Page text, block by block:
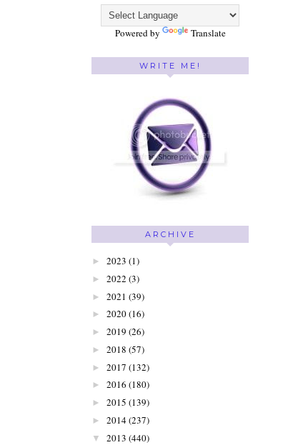
Powered by Translate
WRITE ME!
ARCHIVE
► 2023 (1)
► 2022 (3)
► 2021 (39)
► 2020(16)
► 2019 (26)
► 2018 (57)
► 2017 (132)
► 2016 (180)
► 2015 (139)
► 2014(237)
▼ 2013 (440)